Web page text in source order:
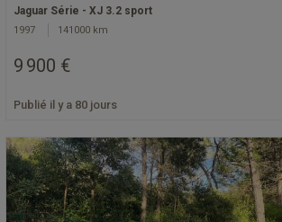
Jaguar Série - XJ 3.2 sport
1997 141000 km
9 900 €
Publié il y a 80 jours